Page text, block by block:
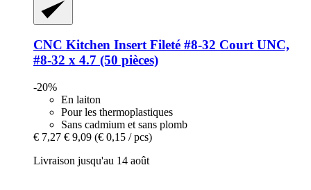
CNC Kitchen Insert Fileté #8-​32 Court UNC,
#8-​32 x 4.7 (50 pièces)
-20%
En laiton
Pour les thermoplastiques
Sans cadmium et sans plomb
€ 7,27 € 9,09 (€ 0,15 / pcs)
Livraison jusqu'au 14 août